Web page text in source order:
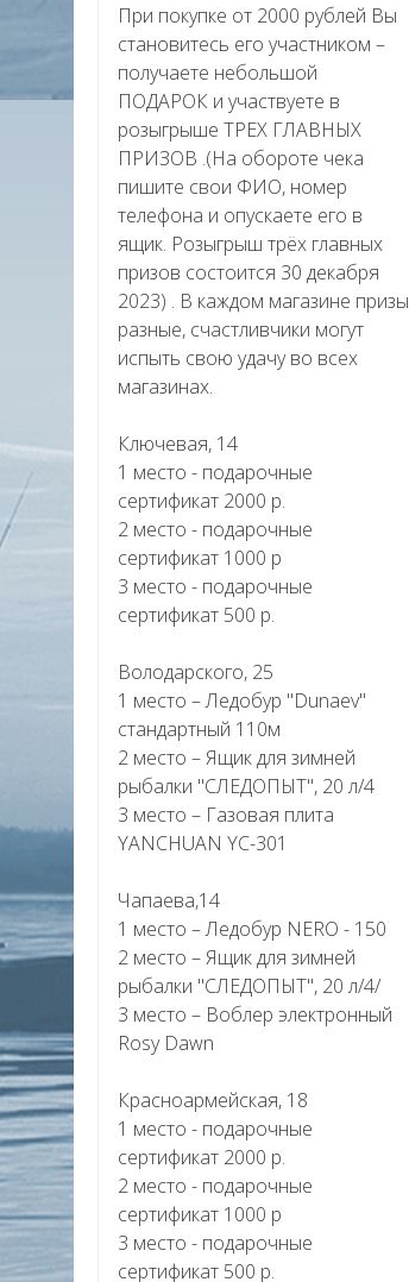
При покупке от 2000 рублей Вы
становитесь его участником –
получаете небольшой
ПОДАРОК и участвуете в
розыгрыше ТРЕХ ГЛАВНЫХ
ПРИЗОВ .(На обороте чека
пишите свои ФИО, номер
телефона и опускаете его в
ящик. Розыгрыш трёх главных
призов состоится 30 декабря
2023) . В каждом магазине призы
разные, счастливчики могут
испыть свою удачу во всех
магазинах.
Ключевая, 14
1 место - подарочные
сертификат 2000 р.
2 место - подарочные
сертификат 1000 р
3 место - подарочные
сертификат 500 р.
Володарского, 25
1 место – Ледобур "Dunaev"
стандартный 110м
2 место – Ящик для зимней
рыбалки "СЛЕДОПЫТ", 20 л/4
3 место – Газовая плита
YANCHUAN YC-301
Чапаева,14
1 место – Ледобур NERO - 150
2 место – Ящик для зимней
рыбалки "СЛЕДОПЫТ", 20 л/4/
3 место – Воблер электронный
Rosy Dawn
Красноармейская, 18
1 место - подарочные
сертификат 2000 р.
2 место - подарочные
сертификат 1000 р
3 место - подарочные
сертификат 500 р.